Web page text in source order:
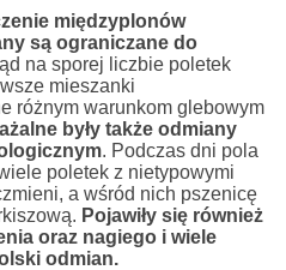
międzyplonów
są ograniczane do
na sporej liczbie poletek
mieszanki
różnym warunkom glebowym
były także odmiany
. Podczas dni pola
poletek z nietypowymi
a wśród nich pszenicę
Pojawiły się również
oraz nagiego i wiele
odmian.